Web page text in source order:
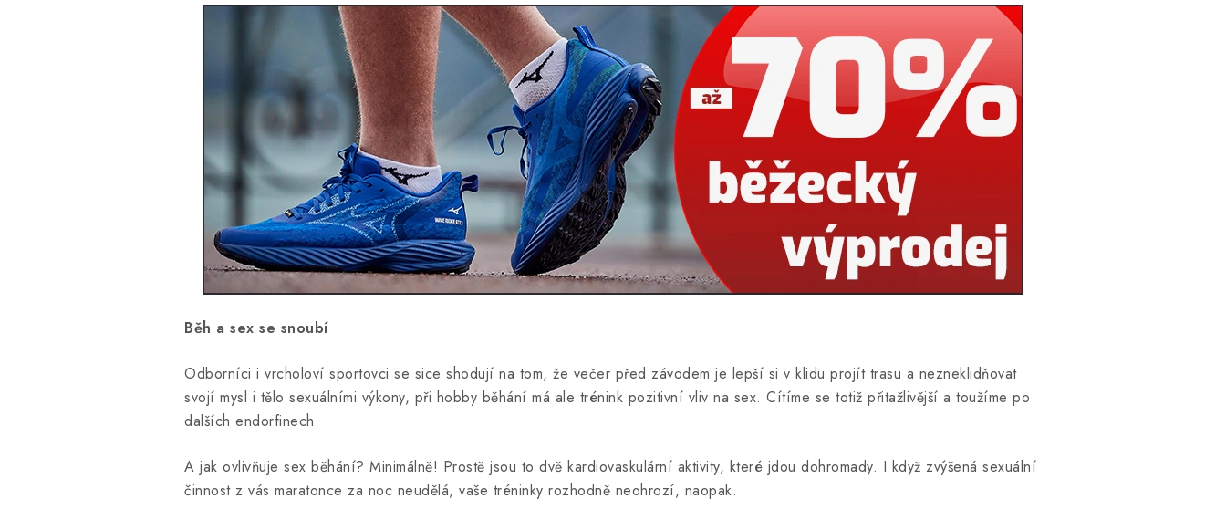
Běh a sex se snoubí
Odborníci i vrcholoví sportovci se sice shodují na tom, že večer před závodem je lepší si v klidu projít trasu a nezneklidňovat
svojí mysl i tělo sexuálními výkony, při hobby běhání má ale trénink pozitivní vliv na sex. Cítíme se totiž přitažlivější a toužíme po
dalších endorfinech.
A jak ovlivňuje sex běhání? Minimálně! Prostě jsou to dvě kardiovaskulární aktivity, které jdou dohromady. I když zvýšená sexuální
činnost z vás maratonce za noc neudělá, vaše tréninky rozhodně neohrozí, naopak.